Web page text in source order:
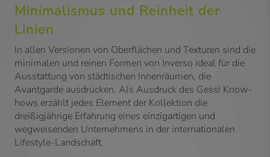
Minimalismus und Reinheit der
Linien
In allen Versionen von Oberflächen und Texturen sind die
minimalen und reinen Formen von Inverso ideal für die
Ausstattung von städtischen Innenräumen, die
Avantgarde ausdrücken. Als Ausdruck des Gessi Know-
hows erzählt jedes Element der Kollektion die
dreißigjährige Erfahrung eines einzigartigen und
wegweisenden Unternehmens in der internationalen
Lifestyle-Landschaft.